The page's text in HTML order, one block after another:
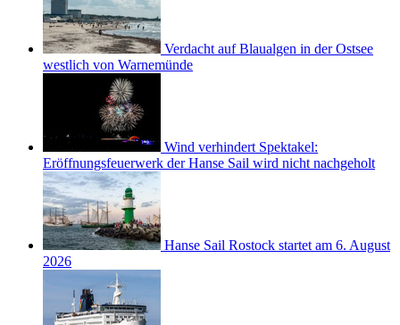
Verdacht auf Blaualgen in der Ostsee
westlich von Warnemünde
Wind verhindert Spektakel:
Eröffnungsfeuerwerk der Hanse Sail wird nicht nachgeholt
Hanse Sail Rostock startet am 6. August
2026